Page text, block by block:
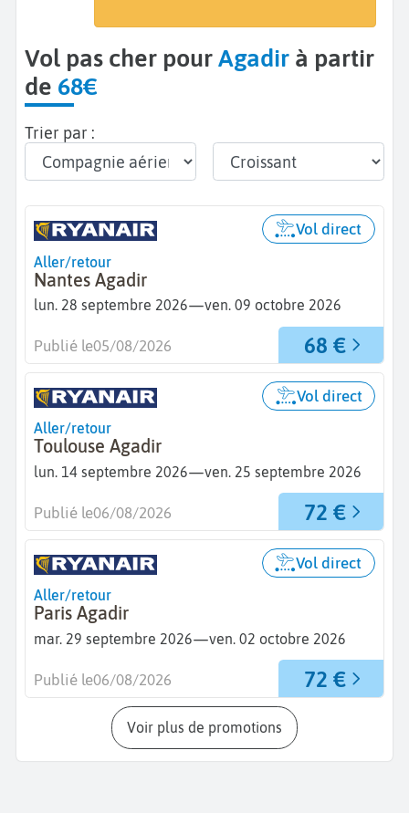
Vol pas cher pourAgadir à partir
de 68€
Trier par :
Aller/retour
Nantes Agadir
lun. 28 septembre 2026—ven. 09 octobre 2026
Vol direct
68 €
Publié le05/08/2026
Aller/retour
Toulouse Agadir
lun. 14 septembre 2026—ven. 25 septembre 2026
Vol direct
72 €
Publié le06/08/2026
Aller/retour
Paris Agadir
mar. 29 septembre 2026—ven. 02 octobre 2026
Vol direct
72 €
Publié le06/08/2026
Voir plus de promotions